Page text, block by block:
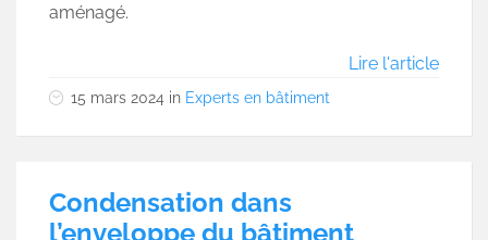
aménagé.
Lire l'article
15 mars 2024 in Experts en bâtiment
Condensation dans
l’enveloppe du bâtiment